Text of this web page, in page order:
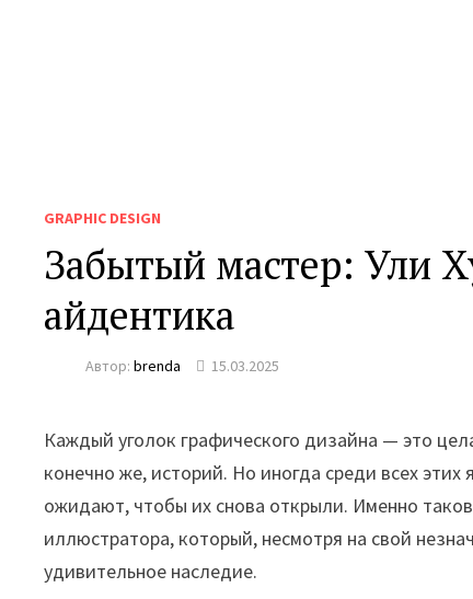
GRAPHIC DESIGN
Забытый мастер: Ули
айдентика
Автор:brenda 15.03.2025
Каждый уголок графического дизайна — это
конечно же, историй. Но иногда среди всех
ожидают, чтобы их снова открыли. Именно
иллюстратора, который, несмотря на свой
удивительное наследие.